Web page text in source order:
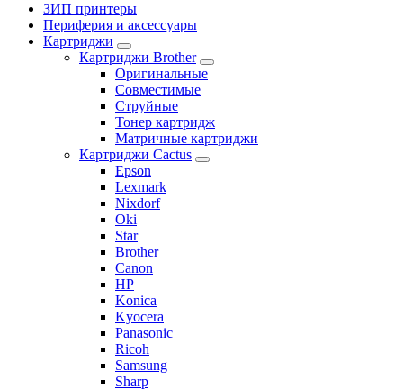
ЗИП принтеры
Периферия и аксессуары
Картриджи
Картриджи Brother
Оригинальные
Совместимые
Струйные
Тонер картридж
Матричные картриджи
Картриджи Cactus
Epson
Lexmark
Nixdorf
Oki
Star
Brother
Canon
HP
Konica
Kyocera
Panasonic
Ricoh
Samsung
Sharp